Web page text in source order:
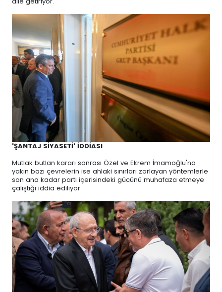
'ŞANTAJ SİYASETİ' İDDİASI
Mutlak butlan kararı sonrası Özel ve Ekrem İmamoğlu'na
yakın bazı çevrelerin ise ahlaki sınırları zorlayan yöntemlerle
son ana kadar parti içerisindeki gücünü muhafaza etmeye
çalıştığı iddia ediliyor.